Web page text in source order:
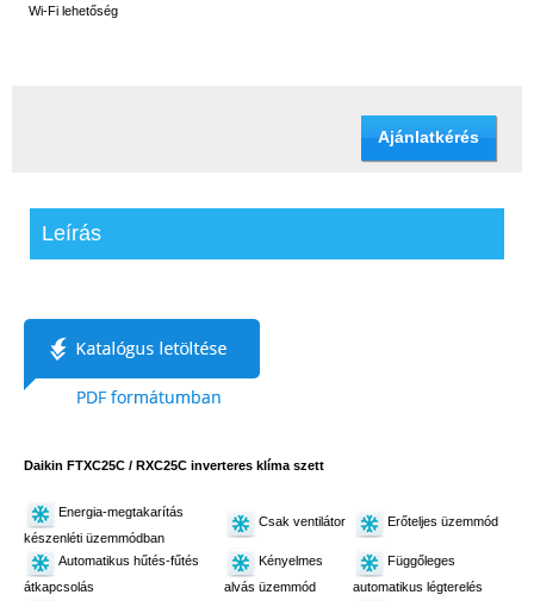
Wi-Fi lehetőség
Ajánlatkérés
Leírás
Daikin FTXC25C / RXC25C inverteres klíma szett
Energia-megtakarítás
készenléti üzemmódban
Csak ventilátor Erőteljes üzemmód
Automatikus hűtés-fűtés
átkapcsolás
Kényelmes
alvás üzemmód
Függőleges
automatikus légterelés